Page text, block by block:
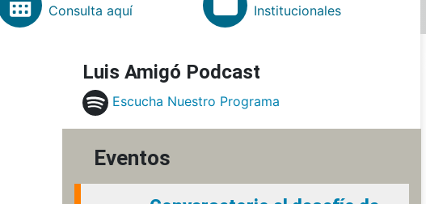
Consulta aquí
Institucionales
Luis Amigó Podcast
Escucha Nuestro Programa
Eventos